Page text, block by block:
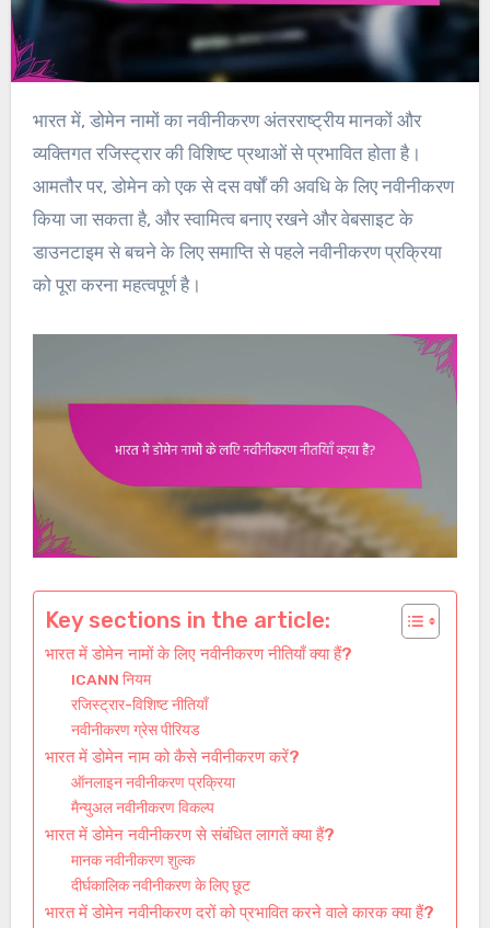
भारत में, डोमेन नामों का नवीनीकरण अंतरराष्ट्रीय मानकों और
व्यक्तिगत रजिस्ट्रार की विशिष्ट प्रथाओं से प्रभावित होता है।
आमतौर पर, डोमेन को एक से दस वर्षों की अवधि के लिए नवीनीकरण
किया जा सकता है, और स्वामित्व बनाए रखने और वेबसाइट के
डाउनटाइम से बचने के लिए समाप्ति से पहले नवीनीकरण प्रक्रिया
को पूरा करना महत्वपूर्ण है।
Key sections in the article:
भारत में डोमेन नामों के लिए नवीनीकरण नीतियाँ क्या हैं?
ICANN नियम
रजिस्ट्रार-विशिष्ट नीतियाँ
नवीनीकरण ग्रेस पीरियड
भारत में डोमेन नाम को कैसे नवीनीकरण करें?
ऑनलाइन नवीनीकरण प्रक्रिया
मैन्युअल नवीनीकरण विकल्प
भारत में डोमेन नवीनीकरण से संबंधित लागतें क्या हैं?
मानक नवीनीकरण शुल्क
दीर्घकालिक नवीनीकरण के लिए छूट
भारत में डोमेन नवीनीकरण दरों को प्रभावित करने वाले कारक क्या हैं?